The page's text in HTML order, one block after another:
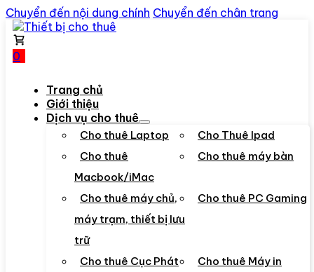
Chuyển đến nội dung chính Chuyển đến chân trang
0
Trang chủ
Giới thiệu
Dịch vụ cho thuê
Cho thuê Laptop
Cho Thuê Ipad
Cho thuê
Macbook/iMac
Cho thuê máy bàn
Cho thuê máy chủ,
máy trạm, thiết bị lưu
trữ
Cho thuê PC Gaming
Cho thuê Cục Phát
Cho thuê Máy in